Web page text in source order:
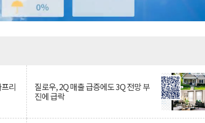
리 질로우, 2Q 매출 급증에도 3Q 전망 부
진에 급락